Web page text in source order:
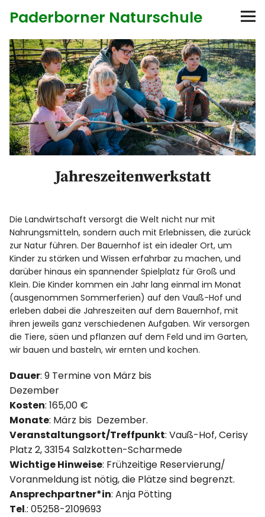
Paderborner Naturschule
Startseite
Bildungsangebote
Anbieter
Diese Seite
Jahreszeitenwerkstatt
Die Landwirtschaft versorgt die Welt nicht nur mit
Nahrungsmitteln, sondern auch mit Erlebnissen, die zurück
zur Natur führen. Der Bauernhof ist ein idealer Ort, um
Kinder zu stärken und Wissen erfahrbar zu machen, und
darüber hinaus ein spannender Spielplatz für Groß und
Klein. Die Kinder kommen ein Jahr lang einmal im Monat
(ausgenommen Sommerferien) auf den Vauß-Hof und
erleben dabei die Jahreszeiten auf dem Bauernhof, mit
ihren jeweils ganz verschiedenen Aufgaben. Wir versorgen
die Tiere, säen und pflanzen auf dem Feld und im Garten,
wir bauen und basteln, wir ernten und kochen.
Dauer: 9 Termine von März bis
Dezember
Kosten: 165,00 €
Monate: März bis Dezember.
Veranstaltungsort/Treffpunkt: Vauß-Hof, Cerisy
Platz 2, 33154 Salzkotten-Scharmede
Wichtige Hinweise: Frühzeitige Reservierung/
Voranmeldung ist nötig, die Plätze sind begrenzt.
Ansprechpartner*in: Anja Pötting
Tel.: 05258-2109693